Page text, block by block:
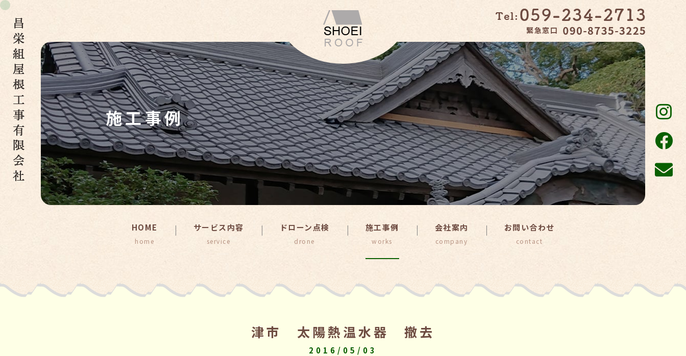
緊急窓口
施工事例
HOME サービス内容 ドローン点検 施工事例 会社案内 お問い合わせ
津市 太陽熱温水器 撤去
2016/05/03